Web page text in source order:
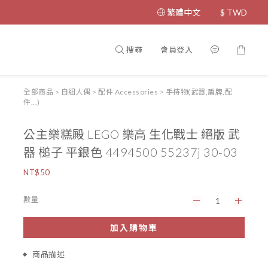
繁體中文 $ TWD
搜尋 會員登入
全部商品 > 自組人偶 > 配件 Accessories > 手持物(武器,盾牌,配
件...)
公主樂糕殿 LEGO 樂高 生化戰士 絕版 武
器 槌子 平銀色 4494500 55237j 30-03
NT$50
數量
加入購物車
商品描述